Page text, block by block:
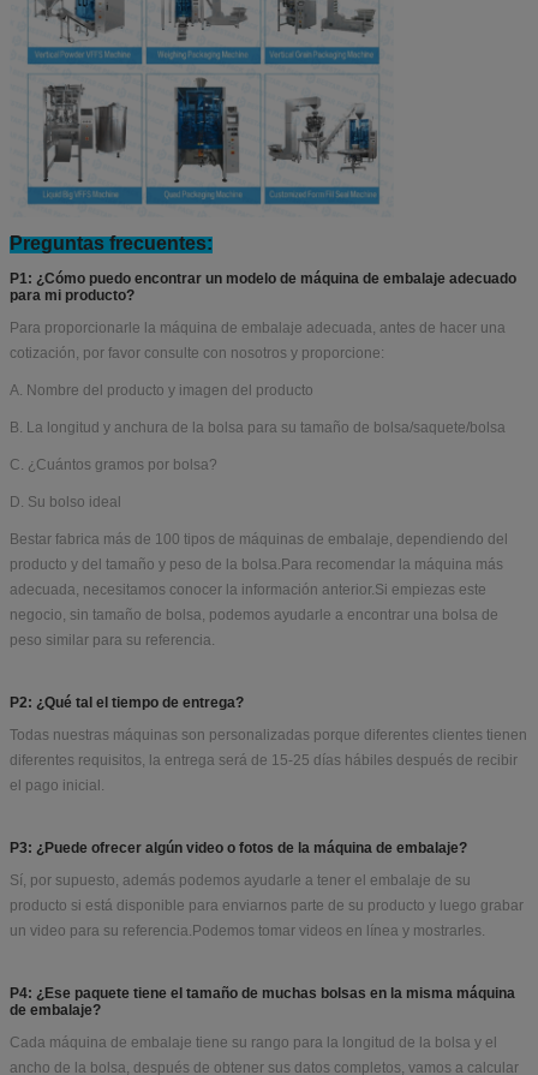
Preguntas frecuentes:
P1: ¿Cómo puedo encontrar un modelo de máquina de embalaje adecuado
para mi producto?
Para proporcionarle la máquina de embalaje adecuada, antes de hacer una
cotización, por favor consulte con nosotros y proporcione:
A. Nombre del producto y imagen del producto
B. La longitud y anchura de la bolsa para su tamaño de bolsa/saquete/bolsa
C. ¿Cuántos gramos por bolsa?
D. Su bolso ideal
Bestar fabrica más de 100 tipos de máquinas de embalaje, dependiendo del
producto y del tamaño y peso de la bolsa.Para recomendar la máquina más
adecuada, necesitamos conocer la información anterior.Si empiezas este
negocio, sin tamaño de bolsa, podemos ayudarle a encontrar una bolsa de
peso similar para su referencia.
P2: ¿Qué tal el tiempo de entrega?
Todas nuestras máquinas son personalizadas porque diferentes clientes tienen
diferentes requisitos, la entrega será de 15-25 días hábiles después de recibir
el pago inicial.
P3: ¿Puede ofrecer algún video o fotos de la máquina de embalaje?
Sí, por supuesto, además podemos ayudarle a tener el embalaje de su
producto si está disponible para enviarnos parte de su producto y luego grabar
un video para su referencia.Podemos tomar videos en línea y mostrarles.
P4: ¿Ese paquete tiene el tamaño de muchas bolsas en la misma máquina
de embalaje?
Cada máquina de embalaje tiene su rango para la longitud de la bolsa y el
ancho de la bolsa, después de obtener sus datos completos, vamos a calcular